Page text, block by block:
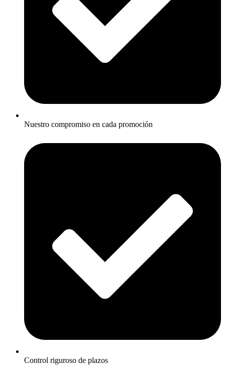
Nuestro compromiso en cada promoción
Control riguroso de plazos